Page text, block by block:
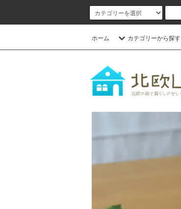
ホーム カテゴリーから探す